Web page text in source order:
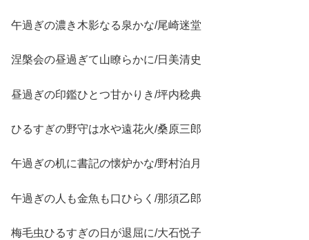
午過ぎの濃き木影なる泉かな/尾崎迷堂
涅槃会の昼過ぎて山瞭らかに/日美清史
昼過ぎの印鑑ひとつ甘かりき/坪内稔典
ひるすぎの野守は水や遠花火/桑原三郎
午過ぎの机に書記の懐炉かな/野村泊月
午過ぎの人も金魚も口ひらく/那須乙郎
梅毛虫ひるすぎの日が退屈に/大石悦子